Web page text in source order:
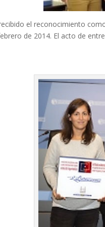
el reconocimiento
de 2014. El acto de